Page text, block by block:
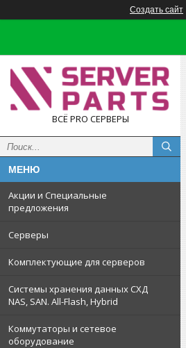
Создать сайт
ВСЁ PRO СЕРВЕРЫ
Акции и Специальные
предложения
Серверы
Комплектующие для серверов
Системы хранения данных СХД
NAS, SAN. All-Flash, Hybrid
Коммутаторы и сетевое
оборудование